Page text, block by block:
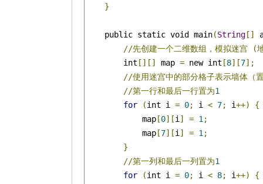
}
    public static void main
(String []
//先创建一个二维数组，模拟迷宫
(
        int
[][] map = new int [8][7];
//使用迷宫中的部分格子表示墙体（
//第一行和最后一行置为1
for
(int i = 0; i < 7; i++)
{
            map
[0][i ] = 1 ;
            map
[7][i ] = 1 ;
}
//第一列和最后一列置为1
for
(int i = 0; i < 8; i++) {